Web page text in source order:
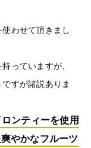
わせて頂きまし
っていますが、
すが諸説ありま
ンティーを使用
爽やかなフルーツ